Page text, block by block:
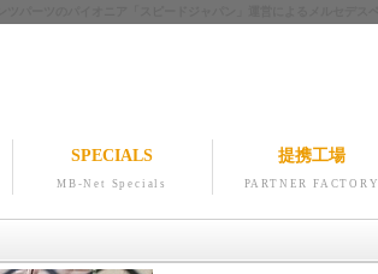
SPECIALS
MB-Net Specials
提携工場
PARTNER FACTORY